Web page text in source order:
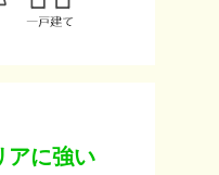
アに強い